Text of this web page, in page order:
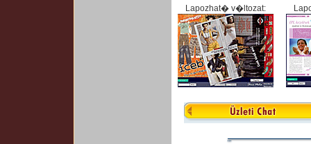
Lapozhat� v�ltozat: